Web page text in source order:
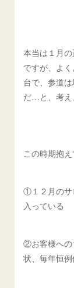
本当は１月
ですが、よ
台で、参道
だ…と、考え
この時期抱
①１２月のサ
入っている
②お客様への
状、毎年恒